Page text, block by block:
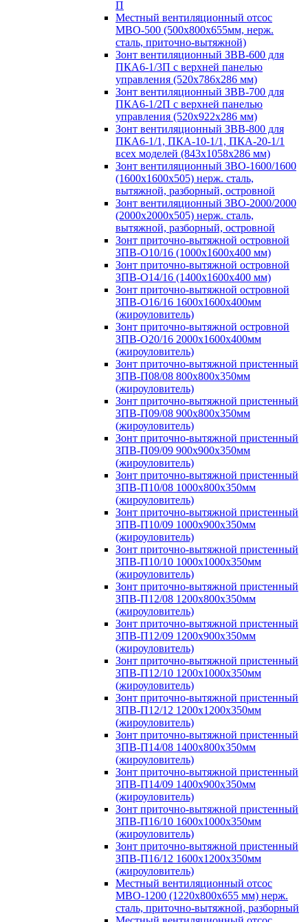
П
Местный вентиляционный отсос
МВО-500 (500х800х655мм, нерж.
сталь, приточно-вытяжной)
Зонт вентиляционный ЗВВ-600 для
ПКА6-1/3П с верхней панелью
управления (520х786х286 мм)
Зонт вентиляционный ЗВВ-700 для
ПКА6-1/2П с верхней панелью
управления (520х922х286 мм)
Зонт вентиляционный ЗВВ-800 для
ПКА6-1/1, ПКА-10-1/1, ПКА-20-1/1
всех моделей (843х1058х286 мм)
Зонт вентиляционный ЗВО-1600/1600
(1600х1600х505) нерж. сталь,
вытяжной, разборный, островной
Зонт вентиляционный ЗВО-2000/2000
(2000х2000х505) нерж. сталь,
вытяжной, разборный, островной
Зонт приточно-вытяжной островной
ЗПВ-О10/16 (1000х1600х400 мм)
Зонт приточно-вытяжной островной
ЗПВ-О14/16 (1400х1600х400 мм)
Зонт приточно-вытяжной островной
ЗПВ-О16/16 1600х1600х400мм
(жироуловитель)
Зонт приточно-вытяжной островной
ЗПВ-О20/16 2000х1600х400мм
(жироуловитель)
Зонт приточно-вытяжной пристенный
ЗПВ-П08/08 800х800х350мм
(жироуловитель)
Зонт приточно-вытяжной пристенный
ЗПВ-П09/08 900х800х350мм
(жироуловитель)
Зонт приточно-вытяжной пристенный
ЗПВ-П09/09 900х900х350мм
(жироуловитель)
Зонт приточно-вытяжной пристенный
ЗПВ-П10/08 1000х800х350мм
(жироуловитель)
Зонт приточно-вытяжной пристенный
ЗПВ-П10/09 1000х900х350мм
(жироуловитель)
Зонт приточно-вытяжной пристенный
ЗПВ-П10/10 1000х1000х350мм
(жироуловитель)
Зонт приточно-вытяжной пристенный
ЗПВ-П12/08 1200х800х350мм
(жироуловитель)
Зонт приточно-вытяжной пристенный
ЗПВ-П12/09 1200х900х350мм
(жироуловитель)
Зонт приточно-вытяжной пристенный
ЗПВ-П12/10 1200х1000х350мм
(жироуловитель)
Зонт приточно-вытяжной пристенный
ЗПВ-П12/12 1200х1200х350мм
(жироуловитель)
Зонт приточно-вытяжной пристенный
ЗПВ-П14/08 1400х800х350мм
(жироуловитель)
Зонт приточно-вытяжной пристенный
ЗПВ-П14/09 1400х900х350мм
(жироуловитель)
Зонт приточно-вытяжной пристенный
ЗПВ-П16/10 1600х1000х350мм
(жироуловитель)
Зонт приточно-вытяжной пристенный
ЗПВ-П16/12 1600х1200х350мм
(жироуловитель)
Местный вентиляционный отсос
МВО-1200 (1220х800х655 мм) нерж.
сталь, приточно-вытяжной, разборный